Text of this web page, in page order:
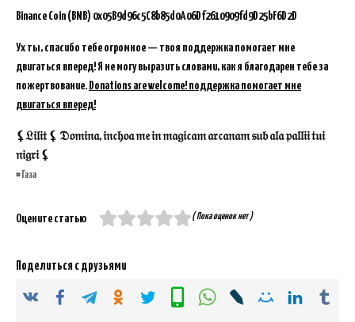
Binance Coin (BNB) 0x05B9d96c5C8b85d0A06Df2610909fd9D25bF6D2D
Ух ты, спасибо тебе огромное — твоя поддержка помогает мне
двигаться вперед! Я не могу выразить словами, как я благодарен тебе за
пожертвование. Donations are welcome! поддержка помогает мне
двигаться вперед!
⚸𝔏𝔦𝔩𝔦𝔱 ⚸ 𝔇𝔬𝔪𝔦𝔫𝔞, 𝔦𝔫𝔠𝔥𝔬𝔞 𝔪𝔢 𝔦𝔫 𝔪𝔞𝔤𝔦𝔠𝔞𝔪 𝔞𝔯𝔠𝔞𝔫𝔞𝔪 𝔰𝔲𝔟 𝔞𝔩𝔞 𝔭𝔞𝔩𝔩𝔦𝔦 𝔱𝔲𝔦
𝔫𝔦𝔤𝔯𝔦 ⚸
Газа
Оцените статью ( Пока оценок нет )
Поделиться с друзьями